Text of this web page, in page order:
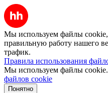
Мы используем файлы cookie,
правильную работу нашего
трафик.
Правила использования
Мы используем файлы cookie.
файлов cookie
Понятно